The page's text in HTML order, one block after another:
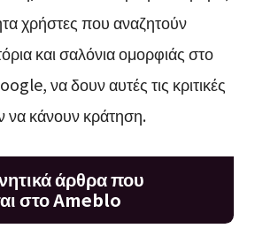
χρήστες που αναζητούν
και σαλόνια ομορφιάς στο
να δουν αυτές τις κριτικές
να κάνουν κράτηση.
άρθρα που
στο Ameblo